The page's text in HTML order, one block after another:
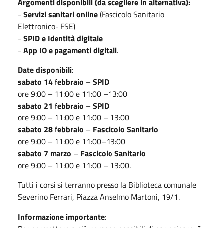
- Servizi sanitari online(Fascicolo Sanitario
Elettronico- FSE)
- SPID e Identità digitale
- App IO e pagamenti digitali.
Date disponibili:
sabato 14 febbraio – SPID
ore 9:00 – 11:00 e 11:00 –13:00
sabato 21 febbraio – SPID
ore 9:00 – 11:00 e 11:00 – 13:00
sabato 28 febbraio – Fascicolo Sanitario
ore 9:00 – 11:00 e 11:00–13:00
sabato 7 marzo – Fascicolo Sanitario
ore 9:00 – 11:00 e 11:00 – 13:00.
Tutti i corsi si terranno presso la Biblioteca comunale
Severino Ferrari, Piazza Anselmo Martoni, 19/1.
Informazione importante: